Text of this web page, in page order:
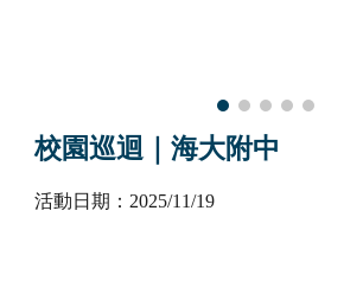
校園巡迴｜海大附中
活動日期：2025/1 1/19